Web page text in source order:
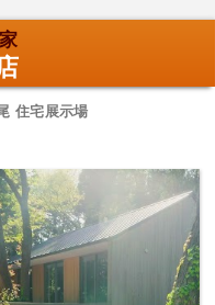
住宅展示場